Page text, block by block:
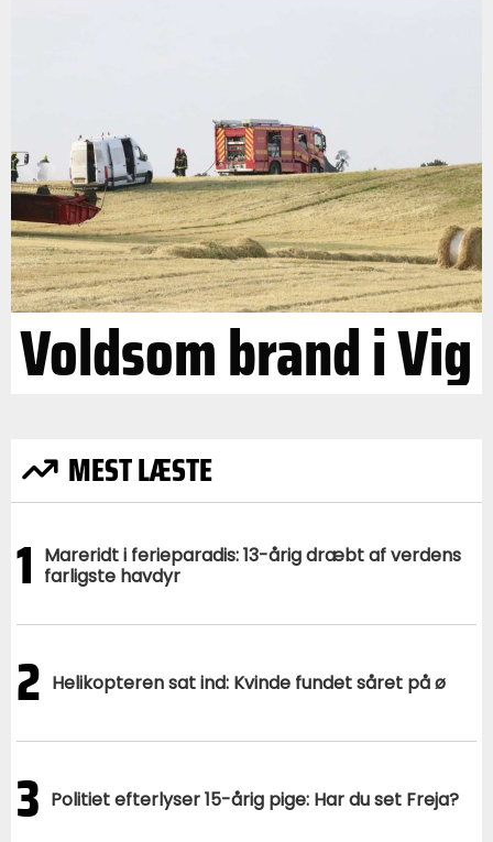
Voldsom brand i Vig
MEST LÆSTE
1 Mareridt i ferieparadis: 13-årig dræbt af verdens
farligste havdyr
2 Helikopteren sat ind: Kvinde fundet såret på ø
3 Politiet efterlyser 15-årig pige: Har du set Freja?